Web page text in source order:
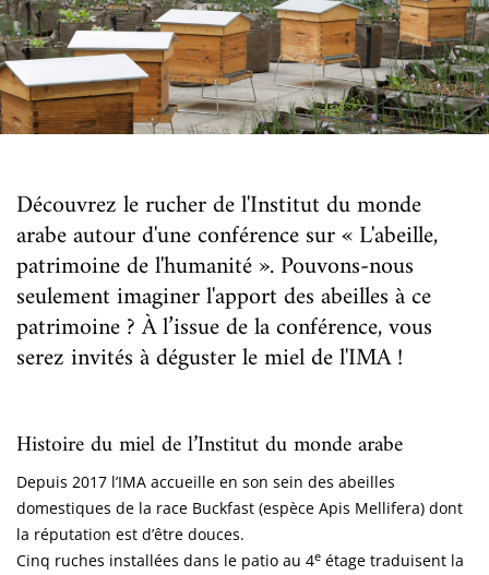
Découvrez le rucher de l'Institut du monde
arabe autour d'une conférence sur « L'abeille,
patrimoine de l'humanité ». Pouvons-nous
seulement imaginer l'apport des abeilles à ce
patrimoine ? À l’issue de la conférence, vous
serez invités à déguster le miel de l'IMA !
Histoire du miel de l’Institut du monde arabe
Depuis 2017 l’IMA accueille en son sein des abeilles
domestiques de la race Buckfast (espèce Apis Mellifera) dont
la réputation est d’être douces.
Cinq ruches installées dans le patio au 4e étage traduisent la